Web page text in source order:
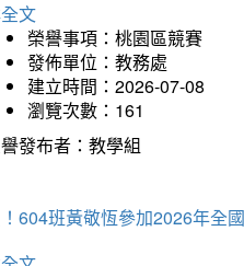
文
榮譽事項：桃園區競賽
發佈單位：教務處
建立時間：2026-07-08
瀏覽次數：161
發布者：教學組
604班黃敬恆參加2026年全